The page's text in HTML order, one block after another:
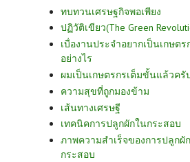
ทบทวนเศรษฐกิจพอเพียง
ปฏิวัติเขียว(The Green
เบื่องานประจำอยากเป็นเกษตร
อย่างไร
ผมเป็นเกษตรกรเต็มขั้นแล้วครั
ความสุขที่ถูกมองข้าม
เส้นทางเศรษฐี
เทคนิคการปลูกผักในกระสอบ
ภาพความสำเร็จของการปลูกผั
กระสอบ